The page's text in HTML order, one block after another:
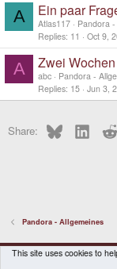
A Ein paar
Atlas117
Pandora
Replies 11 Oct 9,
A Zwei
abc
Pandora -
Replies 15 Jun 3,
Share: Bluesky
Pandora - Allgemeines
DragonBox Pyra
This site uses cookies to